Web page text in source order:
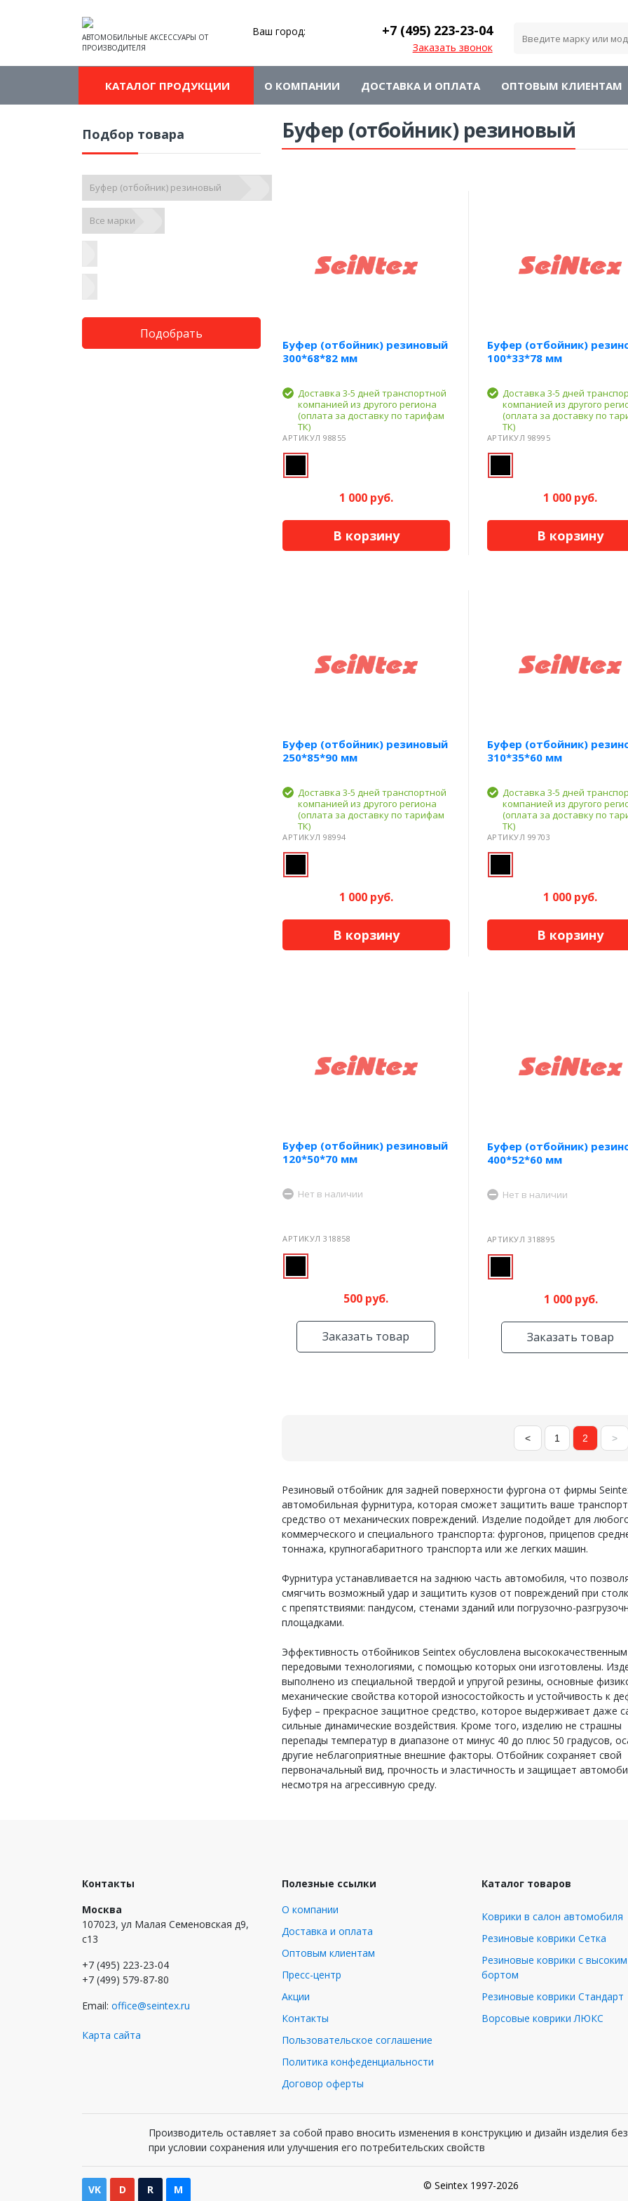
АВТОМОБИЛЬНЫЕ АКСЕССУАРЫ ОТ
ПРОИЗВОДИТЕЛЯ
Ваш город: +7 (495)223-23-04
Заказать звонок
КАТАЛОГ ПРОДУКЦИИ О КОМПАНИИ ДОСТАВКА И ОПЛАТА ОПТОВЫМ КЛИЕНТАМ
Подбор товара
Подобрать
Буфер (отбойник) резиновый
Буфер (отбойник) резиновый
300*68*82 мм
Доставка 3-5 дней транспортной
компанией из другого региона
(оплата за доставку по тарифам
ТК)
АРТИКУЛ 98855
1 000 руб.
В корзину
Буфер (отбойник)
100*33*78 мм
Доставка 3-5 дней
компанией из другого
(оплата за доставку по
ТК)
АРТИКУЛ 98995
1 000 руб.
В корзину
Буфер (отбойник) резиновый
250*85*90 мм
Доставка 3-5 дней транспортной
компанией из другого региона
(оплата за доставку по тарифам
ТК)
АРТИКУЛ 98994
1 000 руб.
В корзину
Буфер (отбойник)
310*35*60 мм
Доставка 3-5 дней
компанией из другого
(оплата за доставку по
ТК)
АРТИКУЛ 99703
1 000 руб.
В корзину
Буфер (отбойник) резиновый
120*50*70 мм
Нет в наличии
АРТИКУЛ 318858
500 руб.
Заказать товар
Буфер (отбойник)
400*52*60 мм
Нет в наличии
АРТИКУЛ 318895
1 000 руб.
Заказать товар
< 1 2 >
Резиновый отбойник для задней поверхности фургона от фирмы
автомобильная фурнитура, которая сможет защитить ваше
средство от механических повреждений. Изделие подойдет для
коммерческого и специального транспорта: фургонов, прицепов
тоннажа, крупногабаритного транспорта или же легких машин.
Фурнитура устанавливается на заднюю часть автомобиля, что
смягчить возможный удар и защитить кузов от повреждений при
с препятствиями: пандусом, стенами зданий или погрузочно-
площадками.
Эффективность отбойников Seintex обусловлена
передовыми технологиями, с помощью которых они изготовлены.
выполнено из специальной твердой и упругой резины, основные
механические свойства которой износостойкость и устойчивость к
Буфер – прекрасное защитное средство, которое выдерживает даже
сильные динамические воздействия. Кроме того, изделию не страшны
перепады температур в диапазоне от минус 40 до плюс 50 градусов,
другие неблагоприятные внешние факторы. Отбойник сохраняет свой
первоначальный вид, прочность и эластичность и защищает
несмотря на агрессивную среду.
Контакты
Москва
107023, ул Малая Семеновская д9,
с13
+7 (495) 223-23-04
+7 (499) 579-87-80
Email: office@seintex.ru
Карта сайта
Полезные ссылки
О компании
Доставка и оплата
Оптовым клиентам
Пресс-центр
Акции
Контакты
Пользовательское соглашение
Политика конфеденциальности
Договор оферты
Каталог товаров
Коврики в салон автомобиля
Резиновые коврики Сетка
Резиновые коврики с высоким
бортом
Резиновые коврики Стандарт
Ворсовые коврики ЛЮКС
Производитель оставляет за собой право вносить изменения в конструкцию и дизайн изделия
при условии сохранения или улучшения его потребительских свойств
VK D R M © Seintex 1997-2026